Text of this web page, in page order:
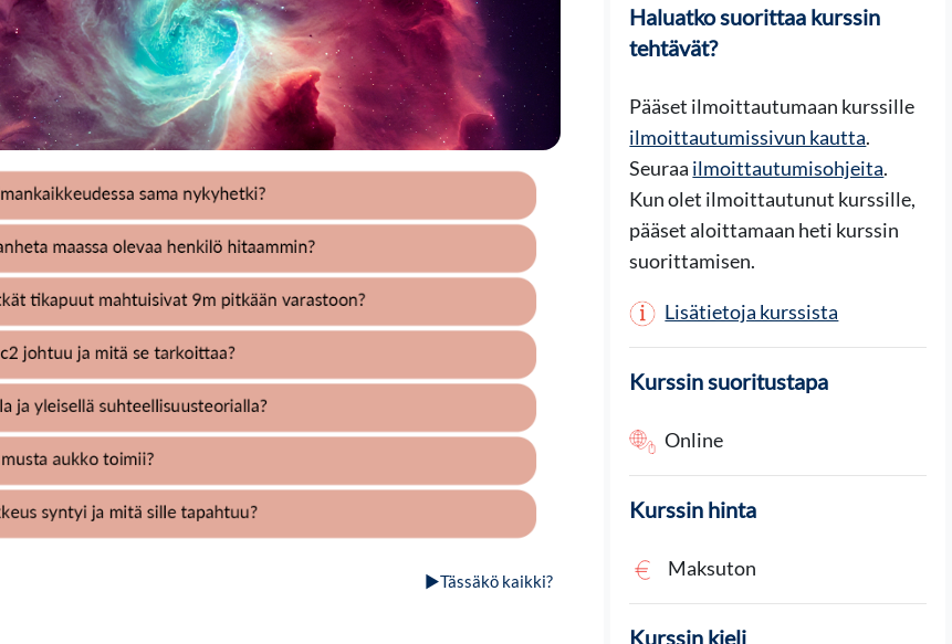
Haluatko suorittaa kurssin
tehtävät?
Pääset ilmoittautumaan kurssille
ilmoittautumissivun kautta.
Seuraa ilmoittautumisohjeita.
Kun olet ilmoittautunut kurssille,
pääset aloittamaan heti kurssin
suorittamisen.
Lisätietoja kurssista
Kurssin suoritustapa
Online
Kurssin hinta
Maksuton
Kurssin kieli
9 metriä pitkään varastoon?
▶︎Tässäkö kaikki?